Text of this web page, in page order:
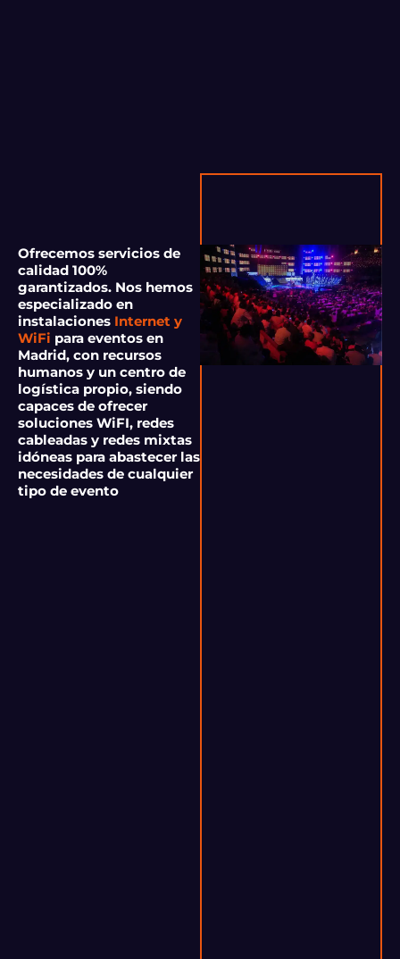
Ofrecemos servicios de
calidad 100%
garantizados. Nos hemos
especializado en
instalaciones Internet y
WiFi para eventos en
Madrid, con recursos
humanos y un centro de
logística propio, siendo
capaces de ofrecer
soluciones WiFI, redes
cableadas y redes mixtas
idóneas para abastecer las
necesidades de cualquier
tipo de evento